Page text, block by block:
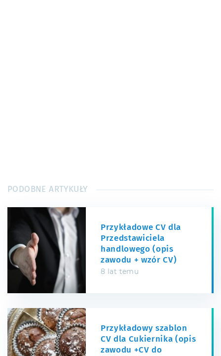
PODOBNE ARTYKUŁY
Przykładowe CV dla
Przedstawiciela
handlowego (opis
zawodu + wzór CV)
8 lat temu
Przykładowy szablon
CV dla Cukiernika (opis
zawodu +CV do